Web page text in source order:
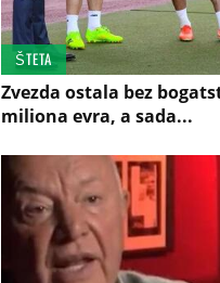
ŠTETA
Zvezda ostala bez
miliona evra, a sada...